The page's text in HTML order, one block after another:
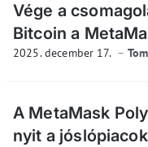
Vége a
Bitcoin a
2025. december 17.
A MetaMask
nyit a